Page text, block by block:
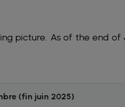
picture. As of the end of
(fin juin 2025)